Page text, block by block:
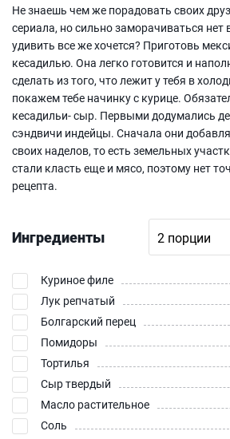
Не знаешь чем же порадовать своих
сериала, но сильно заморачиваться нет
удивить все же хочется? Приготовь
кесадилью. Она легко готовится и
сделать из того, что лежит у тебя в
покажем тебе начинку с курице.
кесадильи- сыр. Первыми додумались
сэндвичи индейцы. Сначала они
своих наделов, то есть земельных
стали класть еще и мясо, поэтому нет
рецепта.
Ингредиенты
Куриное филе
Лук репчатый
Болгарский перец
Помидоры
Тортилья
Сыр твердый
Масло растительное
Соль